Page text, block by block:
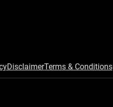
DisclaimerTerms & Conditions